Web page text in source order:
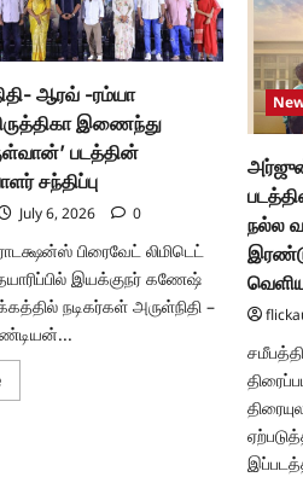
ஆரவ் -ரம்யா
இணைந்து
படத்தின்
சந்திப்பு
July 6, 2026 0
பிரைவேட் லிமிடெட்
இயக்குநர் கணேஷ்
நடிகர்கள் அருள்நிதி –
Read
more
நல்ல